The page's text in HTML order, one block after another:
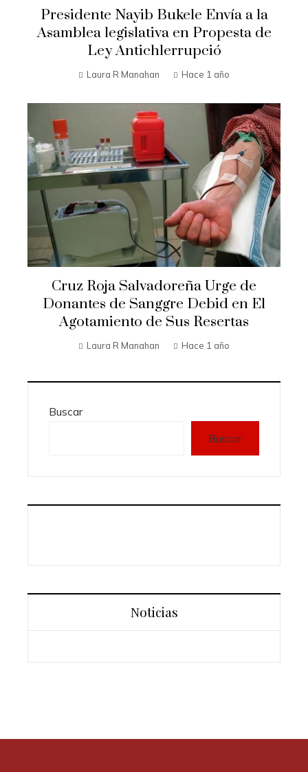
Presidente Nayib Bukele Envía a la
Asamblea legislativa en Propesta de
Ley Antichlerrupció
Laura R Manahan Hace 1 año
Cruz Roja Salvadoreña Urge de
Donantes de Sanggre Debid en El
Agotamiento de Sus Resertas
Laura R Manahan Hace 1 año
Buscar
Buscar
Noticias